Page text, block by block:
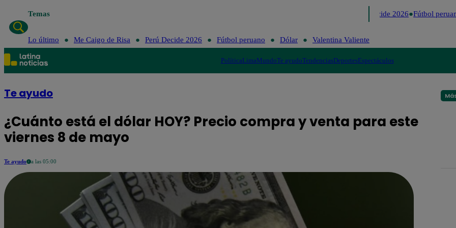
Temas Perú Decide 2026 Fútbol
Lo último Me Caigo de Risa Perú Decide 2026 Fútbol peruano Dólar Valentina Valiente
PolíticaLimaMundoTe ayudoTendenciasDeportesEspectáculos
Te ayudo
¿Cuánto está el dólar HOY? Precio compra y venta para este
viernes 8 de mayo
Te ayudo a las 05:00